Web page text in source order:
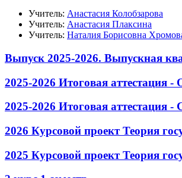
Учитель: Анастасия Колобзарова
Учитель: Анастасия Плаксина
Учитель: Наталия Борисовна
Выпуск 2025-2026. Выпускная
2025-2026 Итоговая аттестация
2025-2026 Итоговая аттестация -
2026 Курсовой проект Теория
2025 Курсовой проект Теория